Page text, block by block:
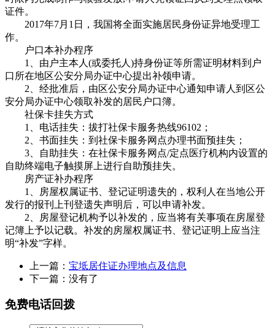
证件。
2017年7月1日，我国将全面实施居民身份证异地受理工
作。
户口本补办程序
1、由户主本人(或委托人)持身份证等所需证明材料到户
口所在地区公安分局办证中心提出补领申请。
2、经批准后，由区公安分局办证中心通知申请人到区公
安分局办证中心领取补发的居民户口簿。
社保卡挂失方式
1、电话挂失：拔打社保卡服务热线96102；
2、书面挂失：到社保卡服务网点办理书面预挂失；
3、自助挂失：在社保卡服务网点/定点医疗机构内设置的
自助终端电子触摸屏上进行自助预挂失。
房产证补办程序
1、房屋权属证书、登记证明遗失的，权利人在当地公开
发行的报刊上刊登遗失声明后，可以申请补发。
2、房屋登记机构予以补发的，应当将有关事项在房屋登
记簿上予以记载。补发的房屋权属证书、登记证明上应当注
明“补发”字样。
上一篇： 宝坻居住证办理地点及信息
下一篇：没有了
免费电话回拨